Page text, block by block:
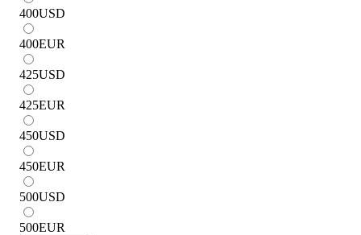
400USD
400EUR
425USD
425EUR
450USD
450EUR
500USD
500EUR